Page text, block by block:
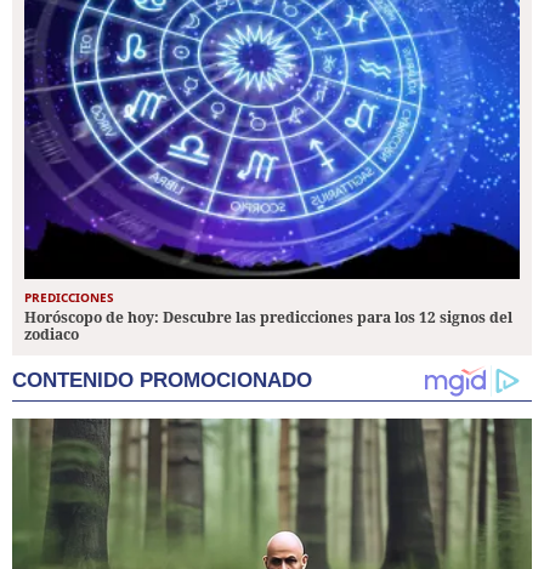
PREDICCIONES
Horóscopo de hoy: Descubre las predicciones para los 12 signos del
zodiaco
CONTENIDO PROMOCIONADO